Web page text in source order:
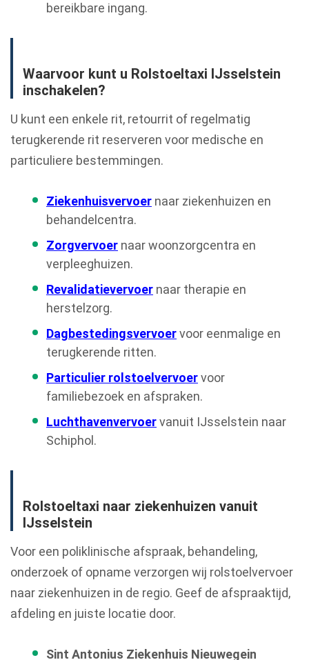
bereikbare ingang.
Waarvoor kunt u Rolstoeltaxi IJsselstein
inschakelen?
U kunt een enkele rit, retourrit of regelmatig
terugkerende rit reserveren voor medische en
particuliere bestemmingen.
Ziekenhuisvervoer naar ziekenhuizen en
behandelcentra.
Zorgvervoer naar woonzorgcentra en
verpleeghuizen.
Revalidatievervoer naar therapie en
herstelzorg.
Dagbestedingsvervoervoor eenmalige en
terugkerende ritten.
Particulier rolstoelvervoervoor
familiebezoek en afspraken.
Luchthavenvervoervanuit IJsselstein naar
Schiphol.
Rolstoeltaxi naar ziekenhuizen vanuit
IJsselstein
Voor een poliklinische afspraak, behandeling,
onderzoek of opname verzorgen wij rolstoelvervoer
naar ziekenhuizen in de regio. Geef de afspraaktijd,
afdeling en juiste locatie door.
Sint Antonius Ziekenhuis Nieuwegein